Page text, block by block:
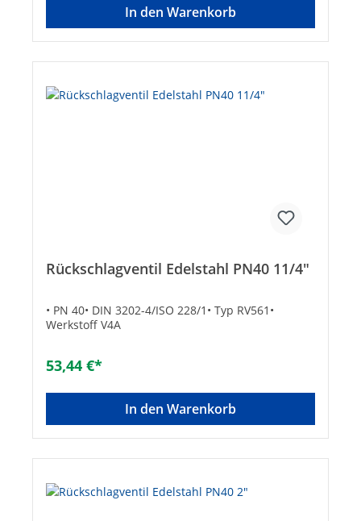
In den Warenkorb
Rückschlagventil Edelstahl PN40 11/4"
• PN 40• DIN 3202-4/ISO 228/1• Typ RV561•
Werkstoff V4A
53,44 €*
In den Warenkorb